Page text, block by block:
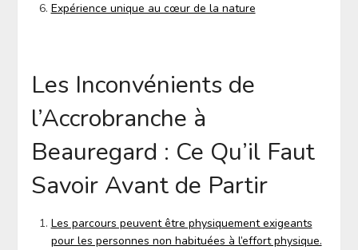
Expérience unique au cœur de la nature
Les Inconvénients de
l’Accrobranche à
Beauregard : Ce Qu’il Faut
Savoir Avant de Partir
Les parcours peuvent être physiquement exigeants
pour les personnes non habituées à l’effort physique.